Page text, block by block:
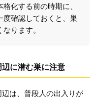
格化する前の時期に、
確認しておくと、巣
ります。
辺に潜む巣に注意
は、普段人の出入りが